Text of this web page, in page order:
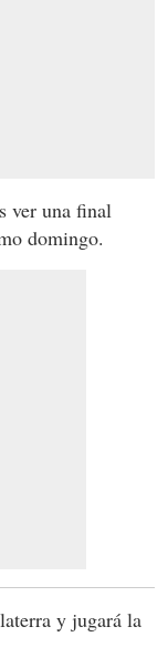
ver una final
domingo.
y jugará la